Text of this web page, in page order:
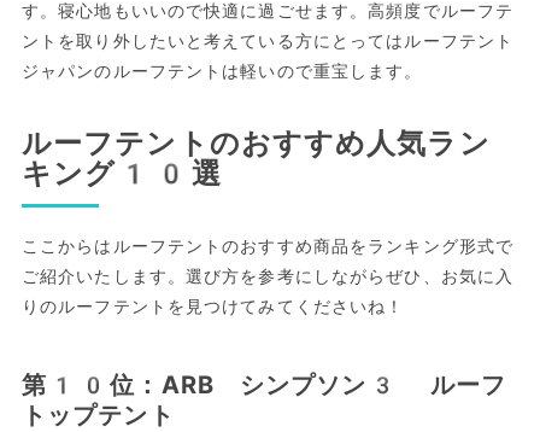
す。寝心地もいいので快適に過ごせます。高頻度でルーフテ
ントを取り外したいと考えている方にとってはルーフテント
ジャパンのルーフテントは軽いので重宝します。
ルーフテントのおすすめ人気ラン
キング10選
ここからはルーフテントのおすすめ商品をランキング形式で
ご紹介いたします。選び方を参考にしながらぜひ、お気に入
りのルーフテントを見つけてみてくださいね！
第10位：ARB シンプソン3 ルーフ
トップテント